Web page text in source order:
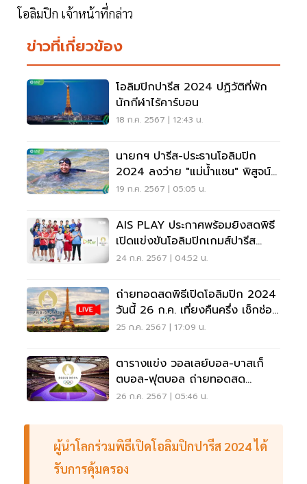
โอลิมปิก เจ้าหน้าที่กล่าว
ข่าวที่เกี่ยวข้อง
โอลิมปิกปารีส 2024 ปฏิวัติที่พัก
นักกีฬาไร้คาร์บอน
18 ก.ค. 2567 | 12:43 น.
นายกฯ ปารีส-ประธานโอลิมปิก
2024 ลงว่าย "แม่น้ำแซน" พิสูจน์
ความสะอาด
19 ก.ค. 2567 | 05:05 น.
AIS PLAY ประกาศพร้อมยิงสดพิธี
เปิดแข่งขันโอลิมปิกเกมส์ปารีส
2024
24 ก.ค. 2567 | 04:52 น.
ถ่ายทอดสดพิธีเปิดโอลิมปิก 2024
วันนี้ 26 ก.ค. เที่ยงคืนครึ่ง เช็กช่อง
ทางชมสด
25 ก.ค. 2567 | 17:09 น.
ตารางแข่ง วอลเลย์บอล-บาสเก็
ตบอล-ฟุตบอล ถ่ายทอดสด
โอลิมปิกวันนี้ 27 ก.ค. 67
26 ก.ค. 2567 | 05:46 น.
ผู้นำโลกร่วมพิธีเปิดโอลิมปิกปารีส 2024 ได้
รับการคุ้มครอง